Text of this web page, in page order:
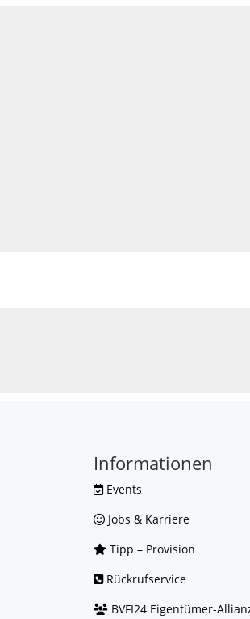
Informationen
Events
Jobs & Karriere
Tipp – Provision
Rückrufservice
BVFI24 Eigentümer-